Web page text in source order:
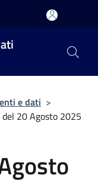
e dati >
20 Agosto 2025